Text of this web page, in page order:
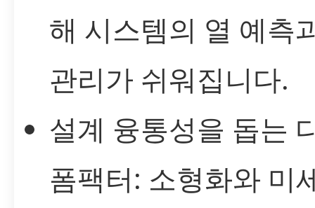
해 시스템의 열 예측
관리가 쉬워집니다.
설계 융통성을 돕는
폼팩터: 소형화와 미